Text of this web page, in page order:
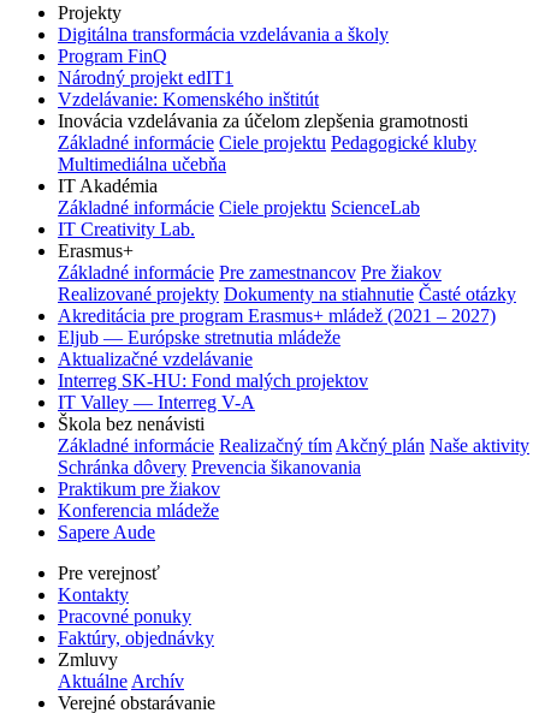
Projekty
Digitálna transformácia vzdelávania a školy
Program FinQ
Národný projekt edIT1
Vzdelávanie: Komenského inštitút
Inovácia vzdelávania za účelom zlepšenia gramotnosti
Základné informácie Ciele projektu Pedagogické kluby
Multimediálna učebňa
IT Akadémia
Základné informácie Ciele projektu ScienceLab
IT Creativity Lab.
Erasmus+
Základné informácie Pre zamestnancov Pre žiakov
Realizované projekty Dokumenty na stiahnutie Časté otázky
Akreditácia pre program Erasmus+ mládež (2021 – 2027)
Eljub — Európske stretnutia mládeže
Aktualizačné vzdelávanie
Interreg SK-HU: Fond malých projektov
IT Valley — Interreg V-A
Škola bez nenávisti
Základné informácie Realizačný tím Akčný plán Naše aktivity
Schránka dôvery Prevencia šikanovania
Praktikum pre žiakov
Konferencia mládeže
Sapere Aude
Pre verejnosť
Kontakty
Pracovné ponuky
Faktúry, objednávky
Zmluvy
Aktuálne Archív
Verejné obstarávanie